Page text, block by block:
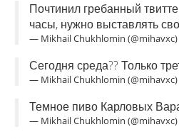
Почтинил гребанный
часы, нужно выставлять
— Mikhail Chukhlomin (@mihavxc)
Сегодня среда?? Только
— Mikhail Chukhlomin (@mihavxc)
Темное пиво Карловых
— Mikhail Chukhlomin (@mihavxc)